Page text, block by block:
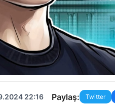
22:16 Paylaş: Twitter